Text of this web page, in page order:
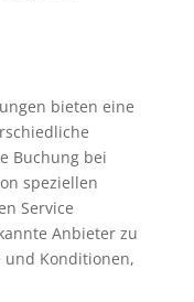
bieten eine
Buchung bei
speziellen
Service
Anbieter zu
und Konditionen,